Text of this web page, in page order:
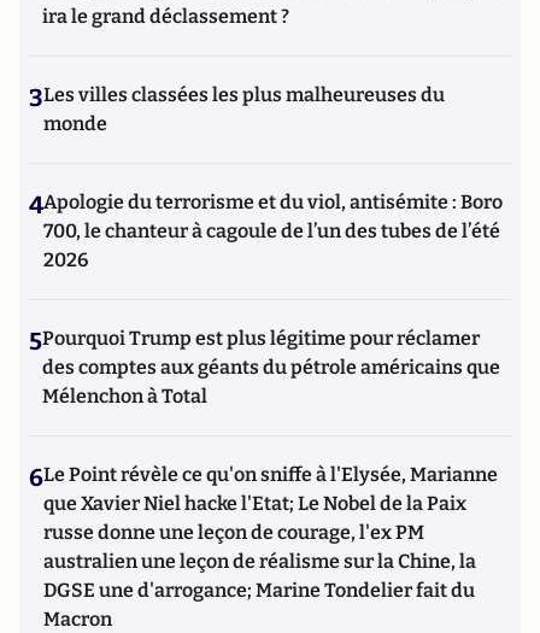
ira le grand déclassement ?
3Les villes classées les plus malheureuses du
monde
4Apologie du terrorisme et du viol, antisémite : Boro
700, le chanteur à cagoule de l’un des tubes de l’été
2026
5Pourquoi Trump est plus légitime pour réclamer
des comptes aux géants du pétrole américains que
Mélenchon à Total
6Le Point révèle ce qu'on sniffe à l'Elysée, Marianne
que Xavier Niel hacke l'Etat; Le Nobel de la Paix
russe donne une leçon de courage, l'ex PM
australien une leçon de réalisme sur la Chine, la
DGSE une d'arrogance; Marine Tondelier fait du
Macron